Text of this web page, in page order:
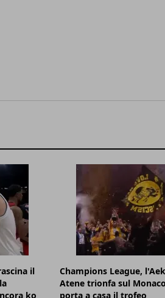
il
ko
Champions League, l'Aek
Atene trionfa sul
porta a casa il trofeo